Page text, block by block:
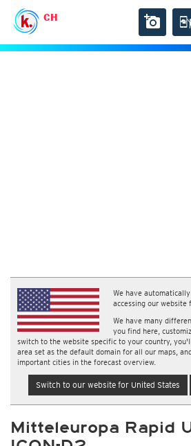
CH
We have
accessing our website
We have many
you find here,
switch to the website specific to your country,
area set as the default domain for all our maps,
important cities in the forecast overview.
Switch to our website for United States
Mitteleuropa Rapid